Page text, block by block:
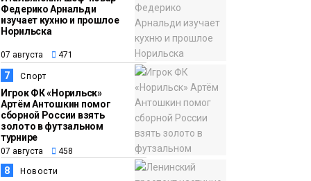
Федерико Арнальди
изучает кухню и прошлое
Норильска
07 августа 471
7 Спорт
Игрок ФК «Норильск»
Артём Антошкин помог
сборной России взять
золото в футзальном
турнире
07 августа 458
8 Новости